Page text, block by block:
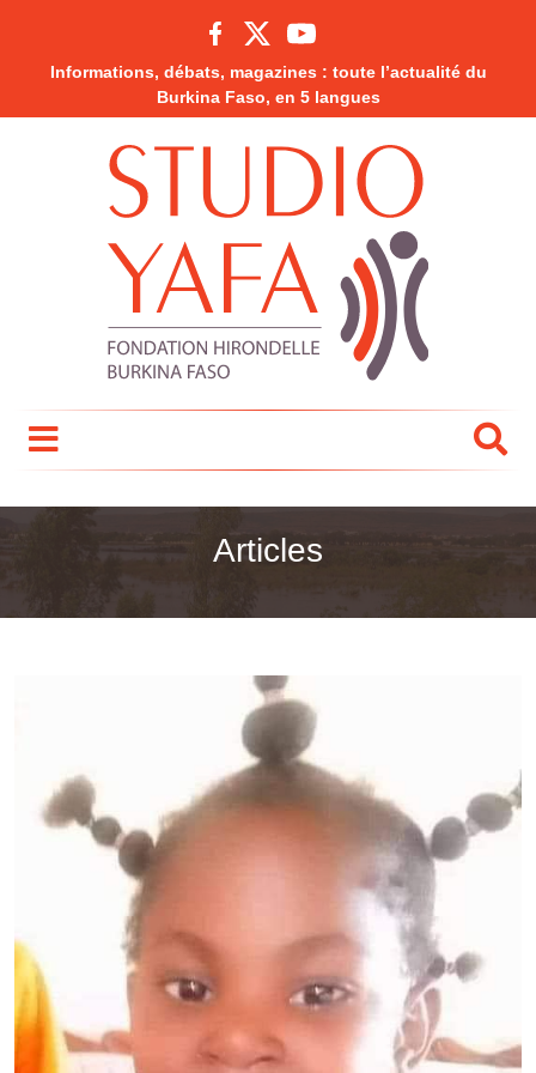
Informations, débats, magazines : toute l’actualité du
Burkina Faso, en 5 langues
Articles